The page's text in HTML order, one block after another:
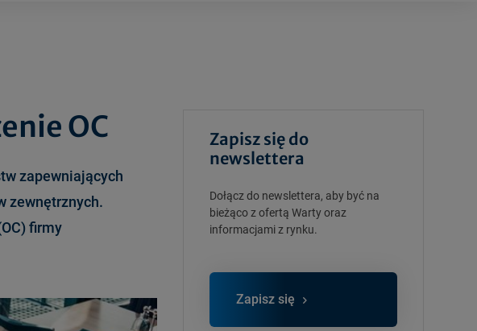
OC
zapewniających
zewnętrznych.
firmy
Zapisz się do
newslettera
Dołącz do newslettera, aby być na
bieżąco z ofertą Warty oraz
informacjami z rynku.
Zapisz się